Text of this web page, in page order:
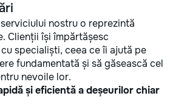
nostru o reprezintă
Clienții își împărtășesc
specialiști, ceea ce îi ajută pe
fundamentată și să găsească cel
nevoile lor.
și eficientă a deșeurilor chiar